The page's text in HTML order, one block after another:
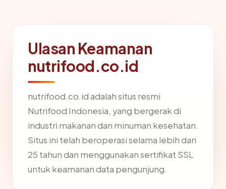
Ulasan Keamanan
nutrifood.co.id
nutrifood.co.id adalah situs resmi
Nutrifood Indonesia, yang bergerak di
industri makanan dan minuman kesehatan.
Situs ini telah beroperasi selama lebih dari
25 tahun dan menggunakan sertifikat SSL
untuk keamanan data pengunjung.